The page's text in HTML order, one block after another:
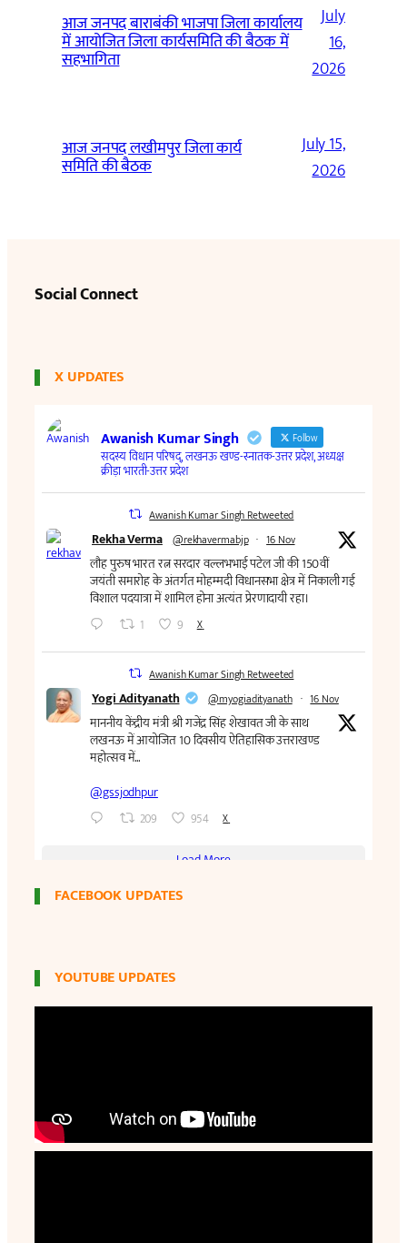
आज जनपद बाराबंकी भाजपा जिला कार्यालय
में आयोजित जिला कार्यसमिति की बैठक में
सहभागिता
July
16,
2026
आज जनपद लखीमपुर जिला कार्य
समिति की बैठक
July 15,
2026
Social Connect
X UPDATES
FACEBOOK UPDATES
YOUTUBE UPDATES